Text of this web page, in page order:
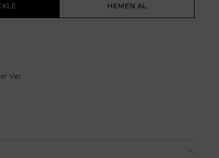
Ver